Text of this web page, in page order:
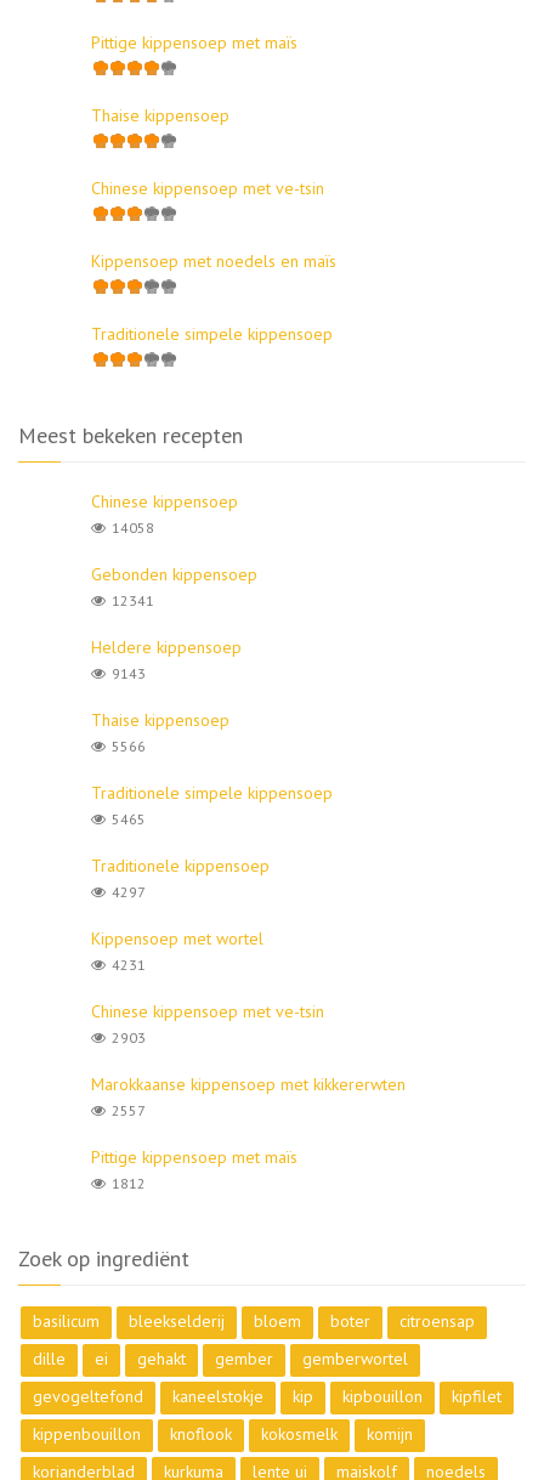
Pittige kippensoep met maïs
Thaise kippensoep
Chinese kippensoep met ve-tsin
Kippensoep met noedels en maïs
Traditionele simpele kippensoep
Meest bekeken recepten
Chinese kippensoep
14058
Gebonden kippensoep
12341
Heldere kippensoep
9143
Thaise kippensoep
5566
Traditionele simpele kippensoep
5465
Traditionele kippensoep
4297
Kippensoep met wortel
4231
Chinese kippensoep met ve-tsin
2903
Marokkaanse kippensoep met kikkererwten
2557
Pittige kippensoep met maïs
1812
Zoek op ingrediënt
basilicum bleekselderij bloem boter
citroensap
dille
ei gehakt gember
gemberwortel
gevogeltefond
kaneelstokje kip kipbouillon
kipfilet
kippenbouillon
knoflook kokosmelk
komijn
korianderblad
kurkuma lente ui maiskolf noedels